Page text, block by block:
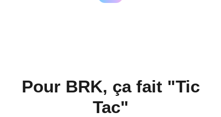
Pour BRK, ça fait "Tic
Tac"